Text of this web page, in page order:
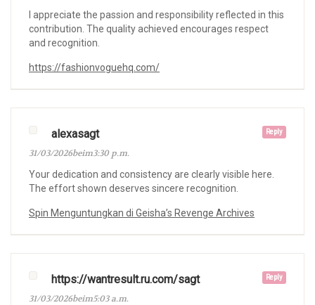
I appreciate the passion and responsibility reflected in this
contribution. The quality achieved encourages respect
and recognition.
https://fashionvoguehq.com/
Reply
alexasagt
31/03/2026beim3:30 p.m.
Your dedication and consistency are clearly visible here.
The effort shown deserves sincere recognition.
Spin Menguntungkan di Geisha’s Revenge Archives
Reply
https://wantresult.ru.com/sagt
31/03/2026beim5:03 a.m.